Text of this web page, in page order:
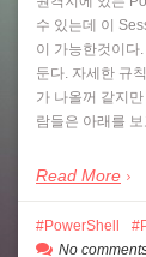
수 있는데 이
이 가능한것이다
둔다. 자세한 규
가 나올꺼 같지
람들은 아래를
Read More
PowerShell
No